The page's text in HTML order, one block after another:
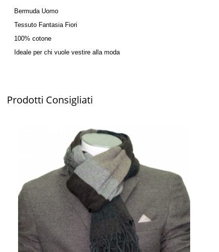
Bermuda Uomo
Tessuto Fantasia Fiori
100% cotone
Ideale per chi vuole vestire alla moda
Prodotti Consigliati